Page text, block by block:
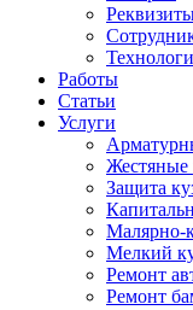
Работы
Статьи
Услуги
Жестяные
Защита
Малярно-
Мелкий
Ремонт
Ремонт